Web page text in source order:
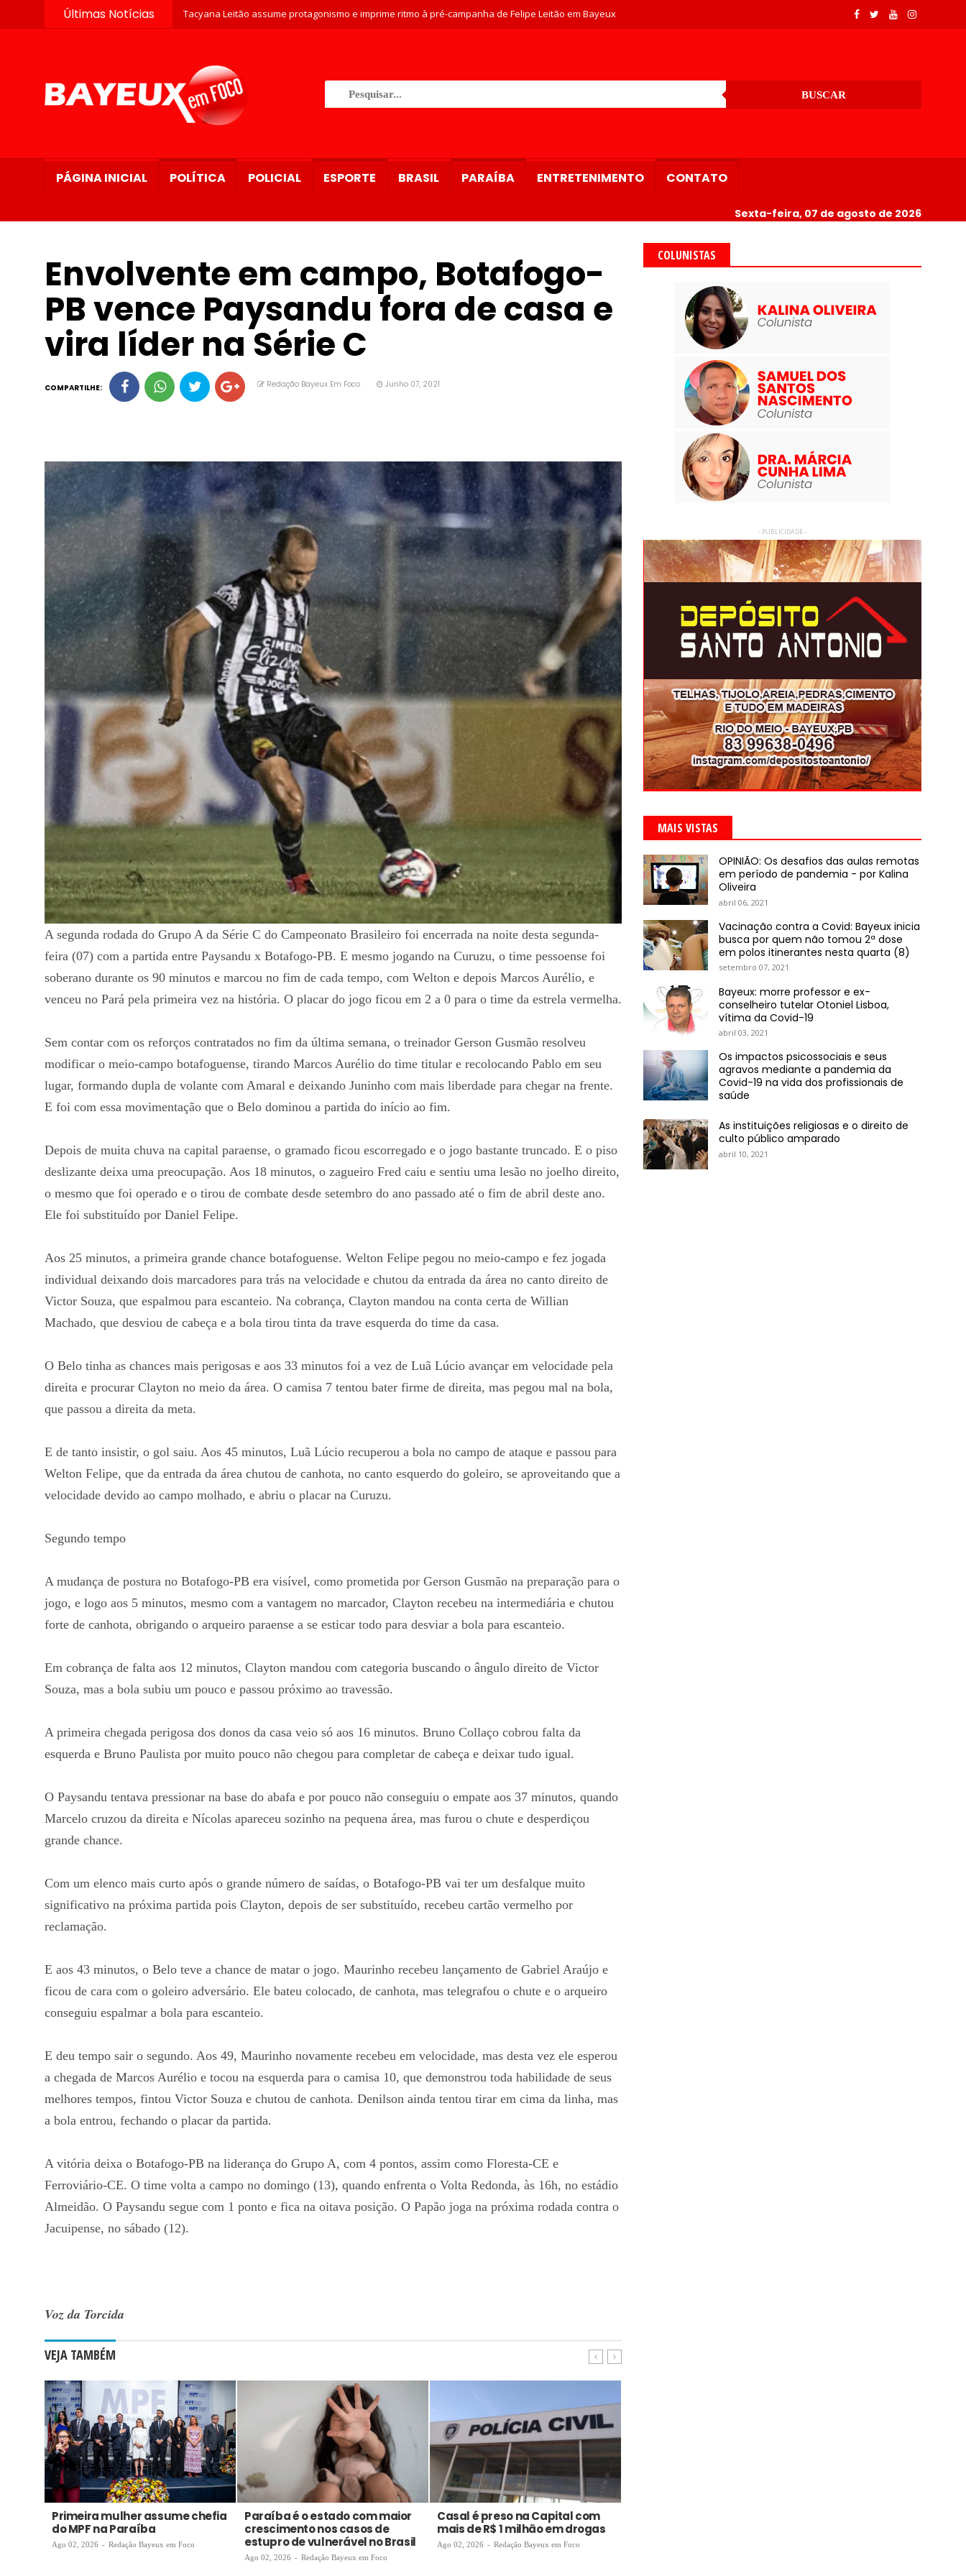
Últimas Notícias Tacyana Leitão assume protagonismo e imprime ritmo à pré-campanha de Felipe Leitão em Bayeux
BUSCAR
PÁGINA INICIAL POLÍTICA POLICIAL ESPORTE BRASIL PARAÍBA ENTRETENIMENTO CONTATO
Sexta-feira, 07 de agosto de 2026
Envolvente em campo, Botafogo-
PB vence Paysandu fora de casa e
vira líder na Série C
COMPARTILHE: Redação Bayeux Em Foco Junho 07, 2021
A segunda rodada do Grupo A da Série C do Campeonato Brasileiro foi encerrada na noite desta segunda-
feira (07) com a partida entre Paysandu x Botafogo-PB. E mesmo jogando na Curuzu, o time pessoense foi
soberano durante os 90 minutos e marcou no fim de cada tempo, com Welton e depois Marcos Aurélio, e
venceu no Pará pela primeira vez na história. O placar do jogo ficou em 2 a 0 para o time da estrela vermelha.
Sem contar com os reforços contratados no fim da última semana, o treinador Gerson Gusmão resolveu
modificar o meio-campo botafoguense, tirando Marcos Aurélio do time titular e recolocando Pablo em seu
lugar, formando dupla de volante com Amaral e deixando Juninho com mais liberdade para chegar na frente.
E foi com essa movimentação que o Belo dominou a partida do início ao fim.
Depois de muita chuva na capital paraense, o gramado ficou escorregado e o jogo bastante truncado. E o piso
deslizante deixa uma preocupação. Aos 18 minutos, o zagueiro Fred caiu e sentiu uma lesão no joelho direito,
o mesmo que foi operado e o tirou de combate desde setembro do ano passado até o fim de abril deste ano.
Ele foi substituído por Daniel Felipe.
Aos 25 minutos, a primeira grande chance botafoguense. Welton Felipe pegou no meio-campo e fez jogada
individual deixando dois marcadores para trás na velocidade e chutou da entrada da área no canto direito de
Victor Souza, que espalmou para escanteio. Na cobrança, Clayton mandou na conta certa de Willian
Machado, que desviou de cabeça e a bola tirou tinta da trave esquerda do time da casa.
O Belo tinha as chances mais perigosas e aos 33 minutos foi a vez de Luã Lúcio avançar em velocidade pela
direita e procurar Clayton no meio da área. O camisa 7 tentou bater firme de direita, mas pegou mal na bola,
que passou a direita da meta.
E de tanto insistir, o gol saiu. Aos 45 minutos, Luã Lúcio recuperou a bola no campo de ataque e passou para
Welton Felipe, que da entrada da área chutou de canhota, no canto esquerdo do goleiro, se aproveitando que a
velocidade devido ao campo molhado, e abriu o placar na Curuzu.
Segundo tempo
A mudança de postura no Botafogo-PB era visível, como prometida por Gerson Gusmão na preparação para o
jogo, e logo aos 5 minutos, mesmo com a vantagem no marcador, Clayton recebeu na intermediária e chutou
forte de canhota, obrigando o arqueiro paraense a se esticar todo para desviar a bola para escanteio.
Em cobrança de falta aos 12 minutos, Clayton mandou com categoria buscando o ângulo direito de Victor
Souza, mas a bola subiu um pouco e passou próximo ao travessão.
A primeira chegada perigosa dos donos da casa veio só aos 16 minutos. Bruno Collaço cobrou falta da
esquerda e Bruno Paulista por muito pouco não chegou para completar de cabeça e deixar tudo igual.
O Paysandu tentava pressionar na base do abafa e por pouco não conseguiu o empate aos 37 minutos, quando
Marcelo cruzou da direita e Nícolas apareceu sozinho na pequena área, mas furou o chute e desperdiçou
grande chance.
Com um elenco mais curto após o grande número de saídas, o Botafogo-PB vai ter um desfalque muito
significativo na próxima partida pois Clayton, depois de ser substituído, recebeu cartão vermelho por
reclamação.
E aos 43 minutos, o Belo teve a chance de matar o jogo. Maurinho recebeu lançamento de Gabriel Araújo e
ficou de cara com o goleiro adversário. Ele bateu colocado, de canhota, mas telegrafou o chute e o arqueiro
conseguiu espalmar a bola para escanteio.
E deu tempo sair o segundo. Aos 49, Maurinho novamente recebeu em velocidade, mas desta vez ele esperou
a chegada de Marcos Aurélio e tocou na esquerda para o camisa 10, que demonstrou toda habilidade de seus
melhores tempos, fintou Victor Souza e chutou de canhota. Denilson ainda tentou tirar em cima da linha, mas
a bola entrou, fechando o placar da partida.
A vitória deixa o Botafogo-PB na liderança do Grupo A, com 4 pontos, assim como Floresta-CE e
Ferroviário-CE. O time volta a campo no domingo (13), quando enfrenta o Volta Redonda, às 16h, no estádio
Almeidão. O Paysandu segue com 1 ponto e fica na oitava posição. O Papão joga na próxima rodada contra o
Jacuipense, no sábado (12).
Voz da Torcida
VEJA TAMBÉM
Primeira mulher assume chefia
do MPF na Paraíba
Ago 02, 2026 - Redação Bayeux em Foco
Paraíba é o estado com maior
crescimento nos casos de
estupro de vulnerável no Brasil
Ago 02, 2026 - Redação Bayeux em Foco
Casal é preso na Capital com
mais de R$ 1 milhão em drogas
Ago 02, 2026 - Redação Bayeux em Foco
COLUNISTAS
- PUBLICIDADE -
MAIS VISTAS
OPINIÃO: Os desafios das aulas remotas
em período de pandemia - por Kalina
Oliveira
abril 06, 2021
Vacinação contra a Covid: Bayeux inicia
busca por quem não tomou 2ª dose
em polos itinerantes nesta quarta (8)
setembro 07, 2021
Bayeux: morre professor e ex-
conselheiro tutelar Otoniel Lisboa,
vítima da Covid-19
abril 03, 2021
Os impactos psicossociais e seus
agravos mediante a pandemia da
Covid-19 na vida dos profissionais de
saúde
As instituições religiosas e o direito de
culto público amparado
abril 10, 2021